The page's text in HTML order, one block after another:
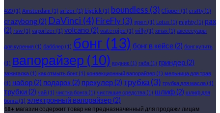
420 (1) Amsterdam (1) arizer (1) bigdick (1) boundless (3) Clipper (1) crafty(1)
crazybong(2) DaVinci (4) FireFly(3) gpen (1) Lotus (1) mighty(1) pax
(2) raw (1) vaporizer (1) volcano (2) waterpipe (1) willy(1) xmax (1) аксессуары
для курения (1) бабблер (1) бонг (13) бонг в кейсе(2) бонг купить
(1) вапорайзер (10) водник (1) габа (1) гриндер(2)
зажигалка (1) как отмыть бонг (1) конвекционный вапорайзер (1) мельница для трав
(1) набор(2) подарок(2) прекулер(2) трубка(3) трубка для масла (1)
трубки(2) чай (1) чистка бонга (1) чистящие средства (1) шлиф(2) шлиф для
бонга (1) электронный вапорайзер(2)
18+ магазин содержит товар не предназначенный для продажи лицам